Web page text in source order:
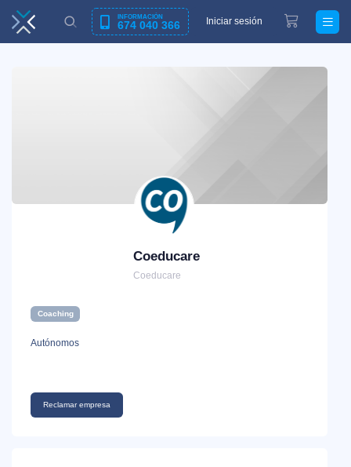
INFORMACIÓN
674 040 366 Iniciar sesión
Coeducare
Coeducare
Coaching
Autónomos
Reclamar empresa